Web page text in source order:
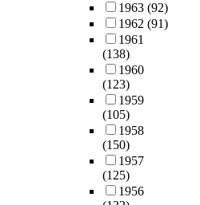
1963 (92)
1962 (91)
1961
(138)
1960
(123)
1959
(105)
1958
(150)
1957
(125)
1956